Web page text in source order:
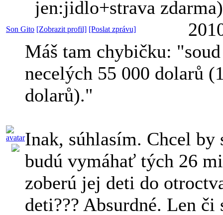
jen:jidlo+strava zdarma)
Son Gito [Zobrazit profil] [Poslat zprávu]
Máš tam chybičku:
necelých 55 000 dolarů
dolarů)."
Inak, súhlasím. Chcel
budú vymáhať tých 26
zoberú jej deti do
deti??? Absurdné. Len či